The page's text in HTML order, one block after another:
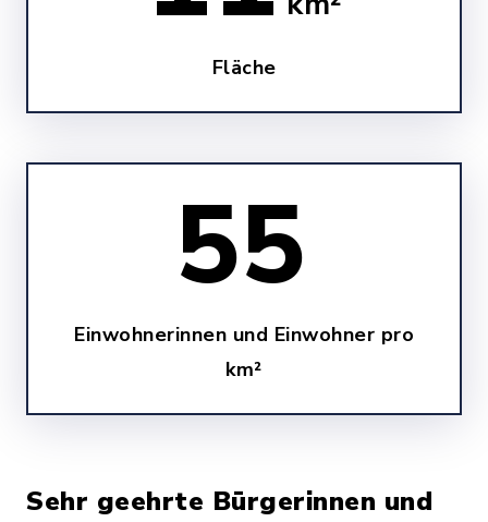
Fläche
60
Einwohnerinnen und Einwohner pro
km²
Sehr geehrte Bürgerinnen und